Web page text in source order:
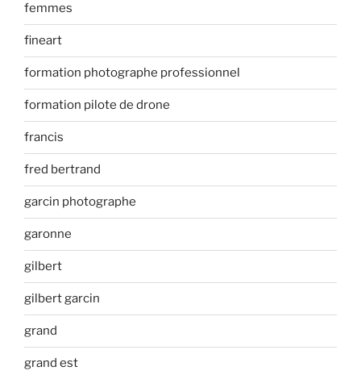
femmes
fineart
formation photographe professionnel
formation pilote de drone
francis
fred bertrand
garcin photographe
garonne
gilbert
gilbert garcin
grand
grand est